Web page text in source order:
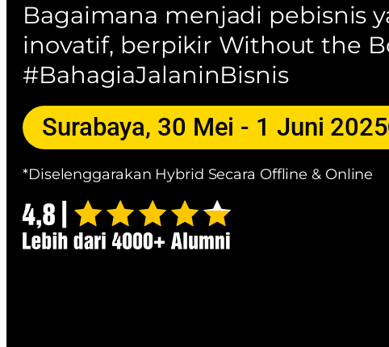
Bagaimana menjadi pebisnis
inovatif, berpikir Without the
#BahagiaJalaninBisnis
Surabaya, 30 Mei - 1 Juni 2025
*Diselenggarakan Hybrid Secara Offline & Online